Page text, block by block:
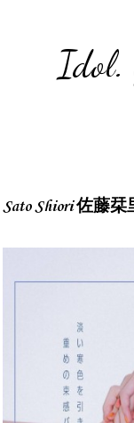
Idol.
Sato Shiori 佐藤栞